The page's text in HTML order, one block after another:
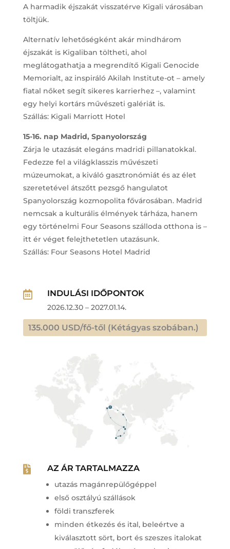
A harmadik éjszakát visszatérve Kigali városában
töltjük.
Alternatív lehetőségként akár mindhárom
éjszakát is Kigaliban töltheti, ahol
meglátogathatja a megrendítő Kigali Genocide
Memorialt, az inspiráló Akilah Institute-ot – amely
fiatal nőket segít sikeres karrierhez –, valamint
egy helyi kortárs művészeti galériát is.
Szállás: Kigali Marriott Hotel
15-16. nap Madrid, Spanyolország
Zárja le utazását elegáns madridi pillanatokkal.
Fedezze fel a világklasszis művészeti
múzeumokat, a kiváló gasztronómiát és az élet
szeretetével átszőtt pezsgő hangulatot
Spanyolország kozmopolita fővárosában. Madrid
nemcsak a kulturális élmények tárháza, hanem
egy történelmi Four Seasons szálloda otthona is –
itt ér véget felejthetetlen utazásunk.
Szállás: Four Seasons Hotel Madrid
 INDULÁSI IDŐPONTOK
2026.12.30 – 2027.01.14.
135.000 USD/fő-től (Kétágyas szobában.)
 AZ ÁR TARTALMAZZA
utazás magánrepülőgéppel
első osztályú szállások
földi transzferek
minden étkezés és ital, beleértve a
kiválasztott sört, bort és szeszes italokat